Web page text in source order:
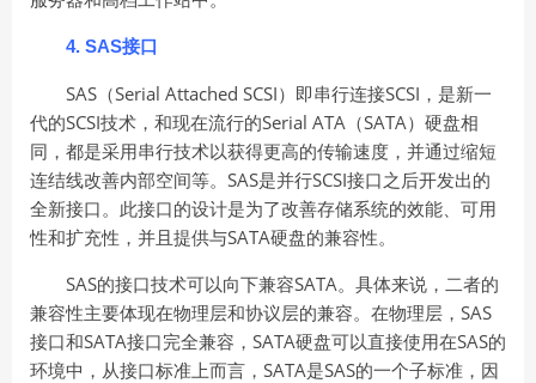
4. SAS接口
SAS（Serial Attached SCSI）即串行连接SCSI，是新一
代的SCSI技术，和现在流行的Serial ATA（SATA）硬盘相
同，都是采用串行技术以获得更高的传输速度，并通过缩短
连结线改善内部空间等。SAS是并行SCSI接口之后开发出的
全新接口。此接口的设计是为了改善存储系统的效能、可用
性和扩充性，并且提供与SATA硬盘的兼容性。
SAS的接口技术可以向下兼容SATA。具体来说，二者的
兼容性主要体现在物理层和协议层的兼容。在物理层，SAS
接口和SATA接口完全兼容，SATA硬盘可以直接使用在SAS的
环境中，从接口标准上而言，SATA是SAS的一个子标准，因